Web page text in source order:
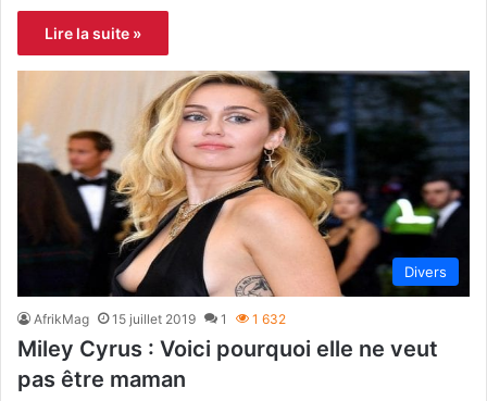
Lire la suite »
Divers
AfrikMag 15 juillet 2019 1 1 632
Miley Cyrus : Voici pourquoi elle ne veut
pas être maman